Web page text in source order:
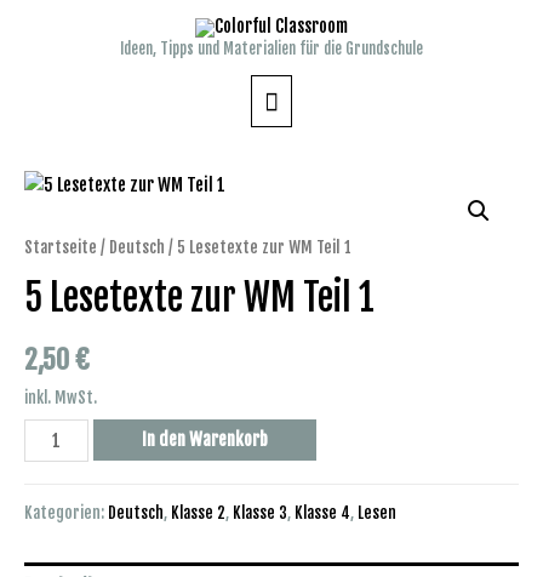
Ideen, Tipps und Materialien für die Grundschule
Hauptmenü
Startseite / Deutsch / 5 Lesetexte zur WM Teil 1
5 Lesetexte zur WM Teil 1
2,50€
inkl. MwSt.
Lesetexte
WM
1
In den Warenkorb
Kategorien: Deutsch, Klasse 2, Klasse 3, Klasse 4, Lesen